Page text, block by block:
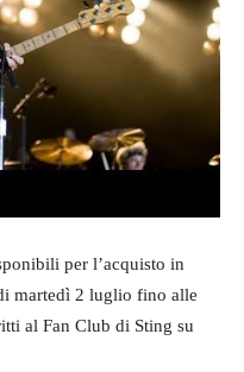
per l’acquisto in
martedì 2 luglio fino alle
al Fan Club di Sting su